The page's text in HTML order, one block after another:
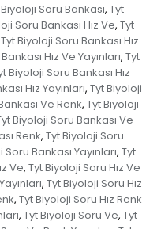
Soru Bankası, Tyt
Soru Bankası Hız Ve, Tyt
Tyt Biyoloji Soru Bankası Hız
Hız Ve Yayınları, Tyt
Biyoloji Soru Bankası Hız
Hız Yayınları, Tyt Biyoloji
Ve Renk, Tyt Biyoloji
Biyoloji Soru Bankası Ve
Renk, Tyt Biyoloji Soru
Bankası Yayınları, Tyt
Ve, Tyt Biyoloji Soru Hız Ve
, Tyt Biyoloji Soru Hız
, Tyt Biyoloji Soru Hız Renk
, Tyt Biyoloji Soru Ve, Tyt